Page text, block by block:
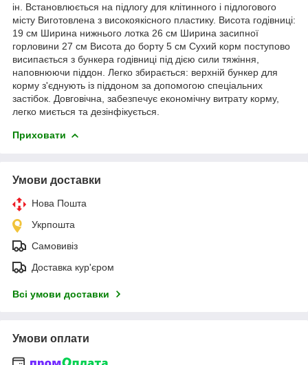
ін. Встановлюється на підлогу для клітинного і підлогового
місту Виготовлена з високоякісного пластику. Висота годівниці:
19 см Ширина нижнього лотка 26 см Ширина засипної
горловини 27 см Висота до борту 5 см Сухий корм поступово
висипається з бункера годівниці під дією сили тяжіння,
наповнюючи піддон. Легко збирається: верхній бункер для
корму з'єднують із піддоном за допомогою спеціальних
застібок. Довговічна, забезпечує економічну витрату корму,
легко миється та дезінфікується.
Приховати
Умови доставки
Нова Пошта
Укрпошта
Самовивіз
Доставка кур'єром
Всі умови доставки
Умови оплати